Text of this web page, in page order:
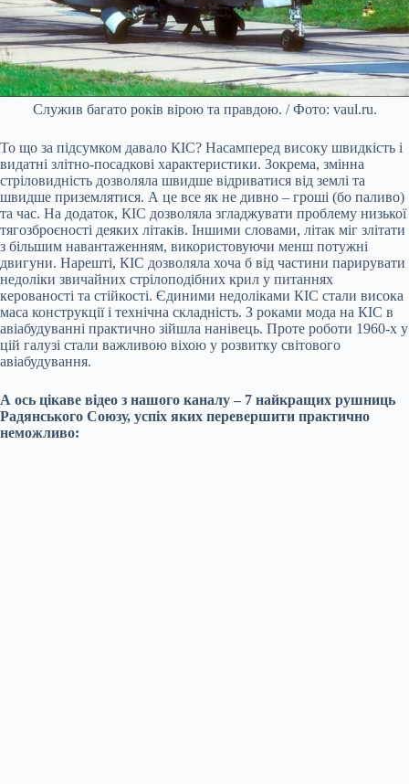
Служив багато років вірою та правдою. / Фото: vaul.ru.
То що за підсумком давало КІС? Насамперед високу швидкість і
видатні злітно-посадкові характеристики. Зокрема, змінна
стріловидність дозволяла швидше відриватися від землі та
швидше приземлятися. А це все як не дивно – гроші (бо паливо)
та час. На додаток, КІС дозволяла згладжувати проблему низької
тягозброєності деяких літаків. Іншими словами, літак міг злітати
з більшим навантаженням, використовуючи менш потужні
двигуни. Нарешті, КІС дозволяла хоча б від частини парирувати
недоліки звичайних стрілоподібних крил у питаннях
керованості та стійкості. Єдиними недоліками КІС стали висока
маса конструкції і технічна складність. З роками мода на КІС в
авіабудуванні практично зійшла нанівець. Проте роботи 1960-х у
цій галузі стали важливою віхою у розвитку світового
авіабудування.
А ось цікаве відео з нашого каналу – 7 найкращих рушниць
Радянського Союзу, успіх яких перевершити практично
неможливо: